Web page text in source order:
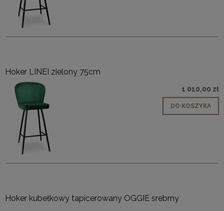
Hoker LINEI zielony 75cm
1 010,00 zł
DO KOSZYKA
Hoker kubełkowy tapicerowany OGGIE srebrny